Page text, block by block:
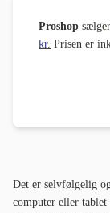
Proshop sælger
kr. Prisen er
Det er selvfølgelig
computer eller